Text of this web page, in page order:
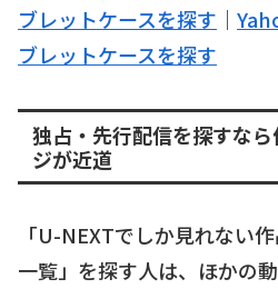
ブレットケースを探す ｜
ブレットケースを探す
独占・先行配信を探すな
ジが近道
「U-NEXTでしか見れない
一覧」を探す人は、ほかの